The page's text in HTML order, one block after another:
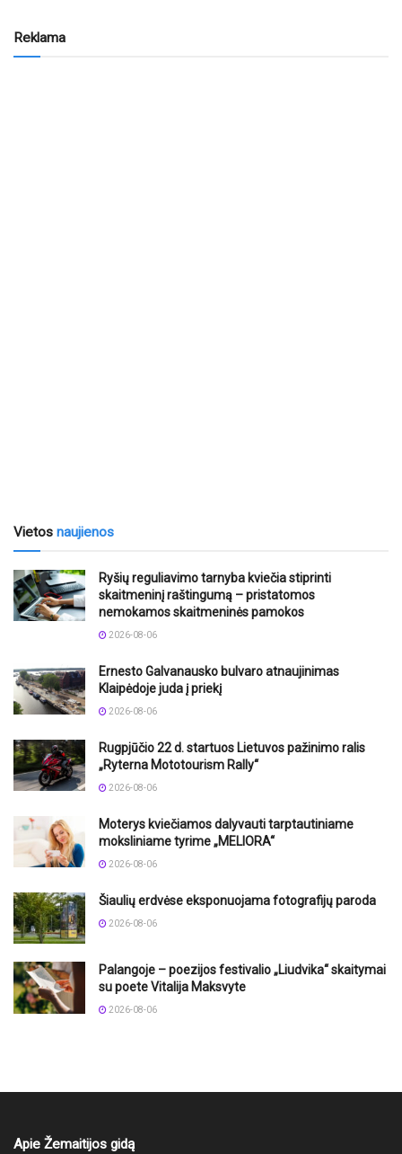
Reklama
Vietos naujienos
Ryšių reguliavimo tarnyba kviečia stiprinti
skaitmeninį raštingumą – pristatomos
nemokamos skaitmeninės pamokos
2026-08-06
Ernesto Galvanausko bulvaro atnaujinimas
Klaipėdoje juda į priekį
2026-08-06
Rugpjūčio 22 d. startuos Lietuvos pažinimo ralis
„Ryterna Mototourism Rally“
2026-08-06
Moterys kviečiamos dalyvauti tarptautiniame
moksliniame tyrime „MELIORA“
2026-08-06
Šiaulių erdvėse eksponuojama fotografijų paroda
2026-08-06
Palangoje – poezijos festivalio „Liudvika“ skaitymai
su poete Vitalija Maksvyte
2026-08-06
Apie Žemaitijos gidą